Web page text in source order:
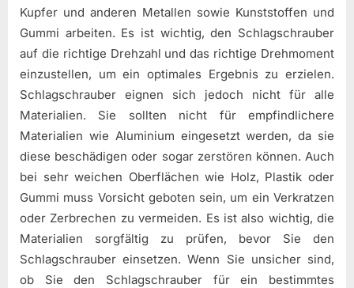
Kupfer und anderen Metallen sowie Kunststoffen und
Gummi arbeiten. Es ist wichtig, den Schlagschrauber
auf die richtige Drehzahl und das richtige Drehmoment
einzustellen, um ein optimales Ergebnis zu erzielen.
Schlagschrauber eignen sich jedoch nicht für alle
Materialien. Sie sollten nicht für empfindlichere
Materialien wie Aluminium eingesetzt werden, da sie
diese beschädigen oder sogar zerstören können. Auch
bei sehr weichen Oberflächen wie Holz, Plastik oder
Gummi muss Vorsicht geboten sein, um ein Verkratzen
oder Zerbrechen zu vermeiden. Es ist also wichtig, die
Materialien sorgfältig zu prüfen, bevor Sie den
Schlagschrauber einsetzen. Wenn Sie unsicher sind,
ob Sie den Schlagschrauber für ein bestimmtes